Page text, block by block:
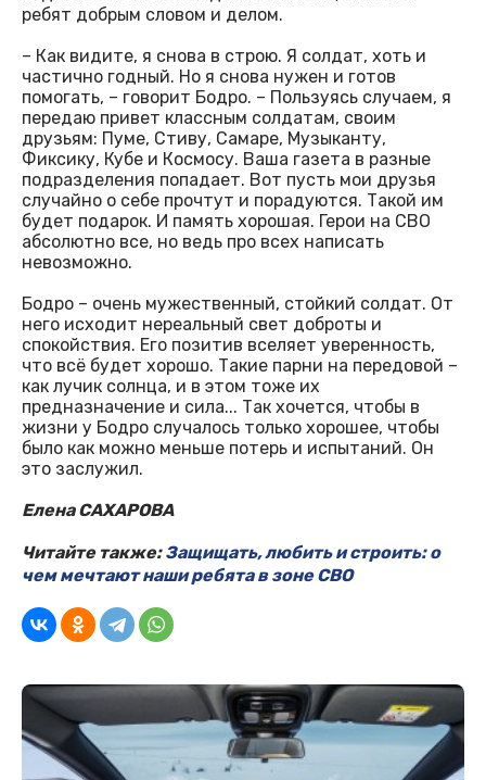
ребят добрым словом и делом.
– Как видите, я снова в строю. Я солдат, хоть и
частично годный. Но я снова нужен и готов
помогать, – говорит Бодро. – Пользуясь случаем, я
передаю привет классным солдатам, своим
друзьям: Пуме, Стиву, Самаре, Музыканту,
Фиксику, Кубе и Космосу. Ваша газета в разные
подразделения попадает. Вот пусть мои друзья
случайно о себе прочтут и порадуются. Такой им
будет подарок. И память хорошая. Герои на СВО
абсолютно все, но ведь про всех написать
невозможно.
Бодро – очень мужественный, стойкий солдат. От
него исходит нереальный свет доброты и
спокойствия. Его позитив вселяет уверенность,
что всё будет хорошо. Такие парни на передовой –
как лучик солнца, и в этом тоже их
предназначение и сила... Так хочется, чтобы в
жизни у Бодро случалось только хорошее, чтобы
было как можно меньше потерь и испытаний. Он
это заслужил.
Елена САХАРОВА
Читайте также:Защищать, любить и строить: о
чем мечтают наши ребята в зоне СВО